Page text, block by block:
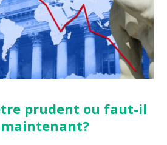
prudent ou faut-il